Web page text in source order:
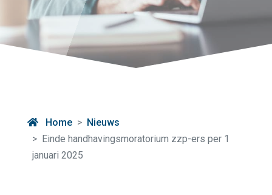
Home
Nieuws
Einde handhavingsmoratorium zzp-ers per 1
januari 2025